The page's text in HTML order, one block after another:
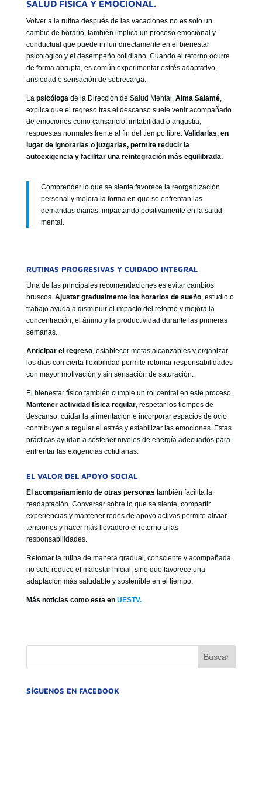
GOBIERNO CORPORATIVO
NUESTRO EQUIPO
SALUD FÍSICA Y EMOCIONAL.
Volver a la rutina después de las vacaciones no es solo un
cambio de horario, también implica un proceso emocional y
conductual que puede influir directamente en el bienestar
psicológico y el desempeño cotidiano. Cuando el retorno ocurre
de forma abrupta, es común experimentar estrés adaptativo,
ansiedad o sensación de sobrecarga.
La psicólogade la Dirección de Salud Mental, Alma Salamé,
explica que el regreso tras el descanso suele venir acompañado
de emociones como cansancio, irritabilidad o angustia,
respuestas normales frente al fin del tiempo libre. Validarlas, en
lugar de ignorarlas o juzgarlas, permite reducir la
autoexigencia y facilitar una reintegración más equilibrada.
Comprender lo que se siente favorece la reorganización
personal y mejora la forma en que se enfrentan las
demandas diarias, impactando positivamente en la salud
mental.
RUTINAS PROGRESIVAS Y CUIDADO INTEGRAL
Una de las principales recomendaciones es evitar cambios
bruscos. Ajustar gradualmente los horarios de sueño, estudio o
trabajo ayuda a disminuir el impacto del retorno y mejora la
concentración, el ánimo y la productividad durante las primeras
semanas.
Anticipar el regreso, establecer metas alcanzables y organizar
los días con cierta flexibilidad permite retomar responsabilidades
con mayor motivación y sin sensación de saturación.
El bienestar físico también cumple un rol central en este proceso.
Mantener actividad física regular, respetar los tiempos de
descanso, cuidar la alimentación e incorporar espacios de ocio
contribuyen a regular el estrés y estabilizar las emociones. Estas
prácticas ayudan a sostener niveles de energía adecuados para
enfrentar las exigencias cotidianas.
EL VALOR DEL APOYO SOCIAL
El acompañamiento de otras personas también facilita la
readaptación. Conversar sobre lo que se siente, compartir
experiencias y mantener redes de apoyo activas permite aliviar
tensiones y hacer más llevadero el retorno a las
responsabilidades.
Retomar la rutina de manera gradual, consciente y acompañada
no solo reduce el malestar inicial, sino que favorece una
adaptación más saludable y sostenible en el tiempo.
Más noticias como esta en UESTV.
SÍGUENOS EN FACEBOOK